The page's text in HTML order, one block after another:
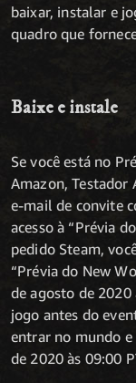
baixar, instalar e
quadro que
Baixe e instale
Se você está no
Amazon, Testador
e-mail de convite
acesso à “Prévia
pedido Steam,
“Prévia do New
de agosto de
jogo antes do
entrar no mundo e
de 2020 às 09:00